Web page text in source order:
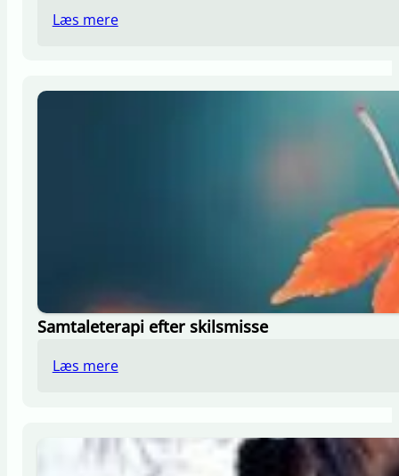
Læs mere
Samtaleterapi efter skilsmisse
Læs mere